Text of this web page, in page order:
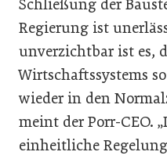
Schließung der
Regierung ist
unverzichtbar ist es,
Wirtschaftssystems
wieder in den
meint der Porr-CEO.
einheitliche